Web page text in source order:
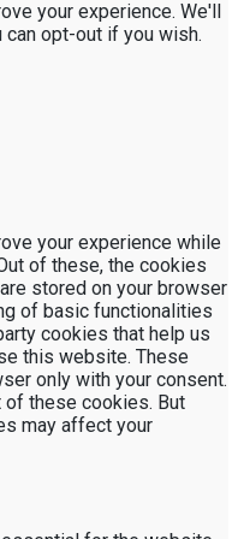
your experience. We'll
opt-out if you wish.
your experience while
of these, the cookies
stored on your browser
of basic functionalities
cookies that help us
this website. These
only with your consent.
of these cookies. But
may affect your